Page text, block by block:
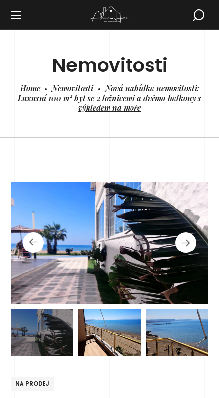
Nemovitosti
Home Nemovitosti
Nová nabídka nemovitosti:
Luxusní 100 m² byt se 2 ložnicemi a dvěma balkony s
výhledem na moře
NA PRODEJ